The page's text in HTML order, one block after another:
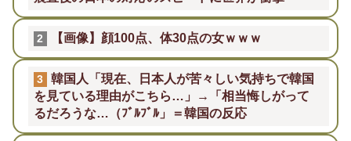
2 【画像】顔100点、体30点の女ｗｗｗ
3
韓国人「現在、日本人が苦々しい気持ちで韓国
を見ている理由がこちら…」→「相当悔しがって
るだろうな…（ﾌﾞﾙﾌﾞﾙ」＝韓国の反応